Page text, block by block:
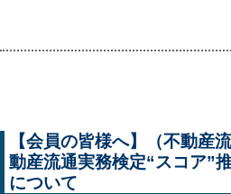
【会員の皆様へ】（不動産
動産流通実務検定“スコア”
について